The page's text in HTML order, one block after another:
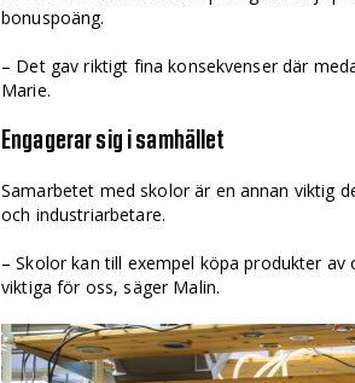
bonuspoäng.
– Det gav riktigt fina konsekvenser där
Marie.
Engagerar sig i samhället
Samarbetet med skolor är en annan viktig
och industriarbetare.
– Skolor kan till exempel köpa produkter
viktiga för oss, säger Malin.